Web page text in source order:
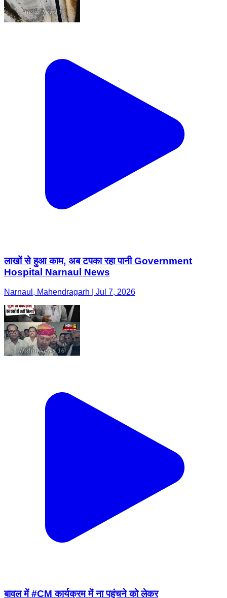
लाखों से हुआ काम, अब टपका रहा पानी Government
Hospital Narnaul News
Narnaul, Mahendragarh | Jul 7, 2026
बावल में #CM कार्यक्रम में ना पहुंचने को लेकर